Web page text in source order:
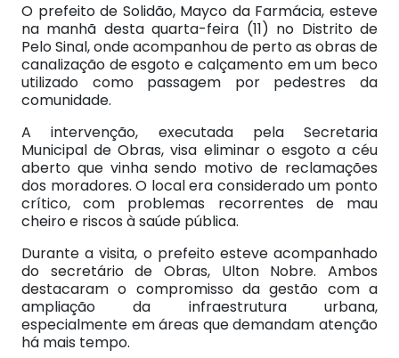
O prefeito de Solidão, Mayco da Farmácia, esteve
na manhã desta quarta-feira (11) no Distrito de
Pelo Sinal, onde acompanhou de perto as obras de
canalização de esgoto e calçamento em um beco
utilizado como passagem por pedestres da
comunidade.
A intervenção, executada pela Secretaria
Municipal de Obras, visa eliminar o esgoto a céu
aberto que vinha sendo motivo de reclamações
dos moradores. O local era considerado um ponto
crítico, com problemas recorrentes de mau
cheiro e riscos à saúde pública.
Durante a visita, o prefeito esteve acompanhado
do secretário de Obras, Ulton Nobre. Ambos
destacaram o compromisso da gestão com a
ampliação da infraestrutura urbana,
especialmente em áreas que demandam atenção
há mais tempo.